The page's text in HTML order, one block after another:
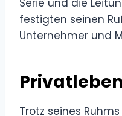
festigten seinen
Unternehmer und
Privatleben
Trotz seines